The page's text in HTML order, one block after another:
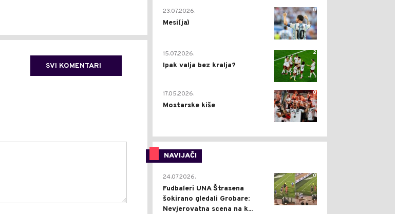
SVI KOMENTARI
0
23.07.2026.
Mesi(ja)
2
15.07.2026.
Ipak valja bez kralja?
0
17.05.2026.
Mostarske kiše
NAVIJAČI
0
24.07.2026.
Fudbaleri UNA Štrasena
šokirano gledali Grobare:
Nevjerovatna scena na k...